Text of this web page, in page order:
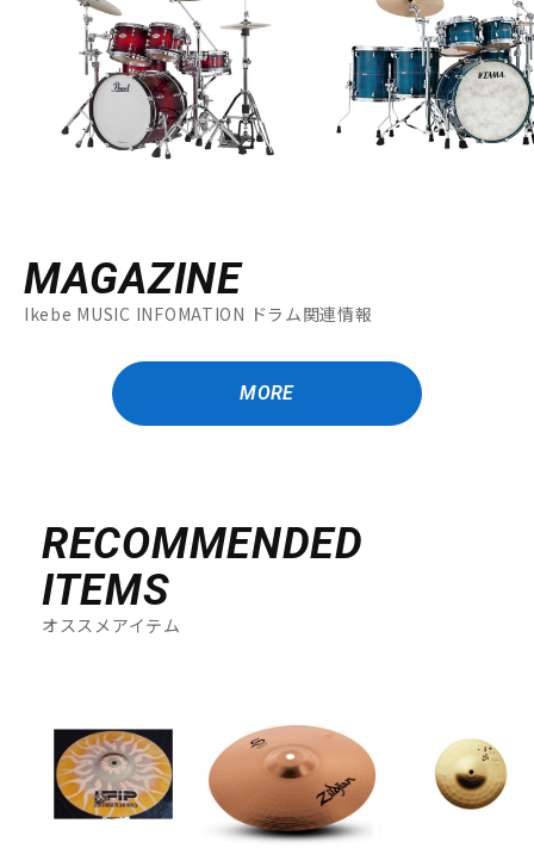
MAGAZINE
Ikebe MUSIC INFOMATION ドラム関連情報
MORE
RECOMMENDED
ITEMS
オススメアイテム